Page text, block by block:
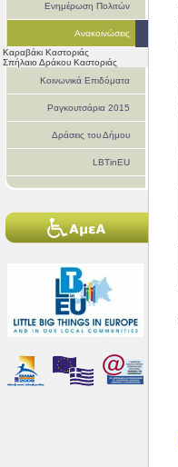
Ενημέρωση Πολιτών
Ανακοινώσεις
Καραβάκι Καστοριάς
Σπήλαιο Δράκου Καστοριάς
Κοινωνικά Επιδόματα
Ραγκουτσάρια 2015
Δράσεις του Δήμου
LBTinEU